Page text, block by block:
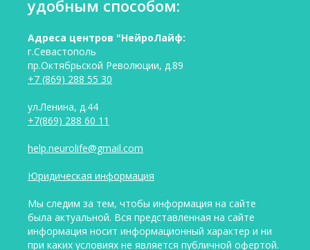
удобным способом:
Адреса центров "НейроЛайф:
г.Севастополь
пр.Октябрьской Революции, д.89
+7 (869) 288 55 30
ул.Ленина, д.44
+7(869) 288 60 11
help.neurolife@gmail.com
Юридическая информация
Мы следим за тем, чтобы информация на сайте
была актуальной. Вся представленная на сайте
информация носит информационный характер и ни
при каких условиях не является публичной офертой.